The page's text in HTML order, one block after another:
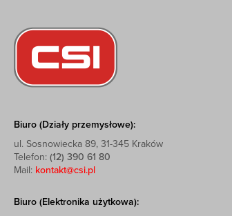
Biuro (Działy przemysłowe):
ul. Sosnowiecka 89, 31-345 Kraków
Telefon: (12) 390 61 80
Mail: kontakt@csi.pl
Biuro (Elektronika użytkowa):